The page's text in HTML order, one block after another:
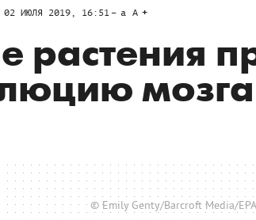
02 ИЮЛЯ 2019, 16:51 a A
растения
© Emily Genty/Barcroft Media/EPA